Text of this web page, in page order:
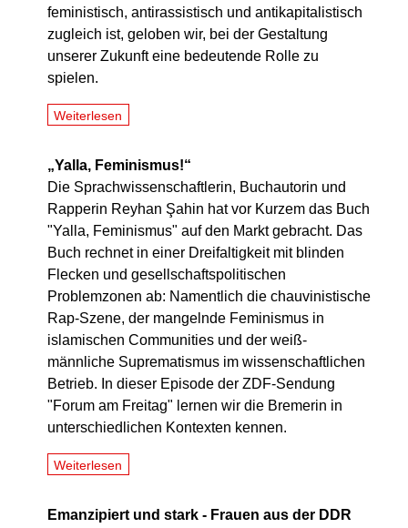
feministisch, antirassistisch und antikapitalistisch
zugleich ist, geloben wir, bei der Gestaltung
unserer Zukunft eine bedeutende Rolle zu
spielen.
Weiterlesen
„Yalla, Feminismus!“
Die Sprachwissenschaftlerin, Buchautorin und
Rapperin Reyhan Şahin hat vor Kurzem das Buch
"Yalla, Feminismus" auf den Markt gebracht. Das
Buch rechnet in einer Dreifaltigkeit mit blinden
Flecken und gesellschaftspolitischen
Problemzonen ab: Namentlich die chauvinistische
Rap-Szene, der mangelnde Feminismus in
islamischen Communities und der weiß-
männliche Suprematismus im wissenschaftlichen
Betrieb. In dieser Episode der ZDF-Sendung
"Forum am Freitag" lernen wir die Bremerin in
unterschiedlichen Kontexten kennen.
Weiterlesen
Emanzipiert und stark - Frauen aus der DDR